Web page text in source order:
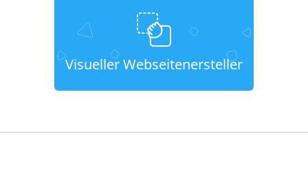
Visueller Webseitenersteller